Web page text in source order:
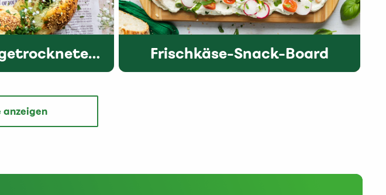
Osterkranz mit getrockneten Tomaten und Oliven Frischkäse-Snack-Board
anzeigen